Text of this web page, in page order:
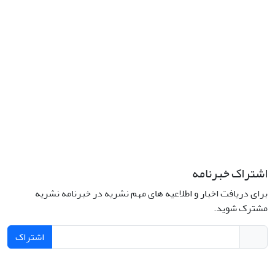
اشتراک خبرنامه
برای دریافت اخبار و اطلاعیه های مهم نشریه در خبرنامه نشریه
مشترک شوید.
اشتراک